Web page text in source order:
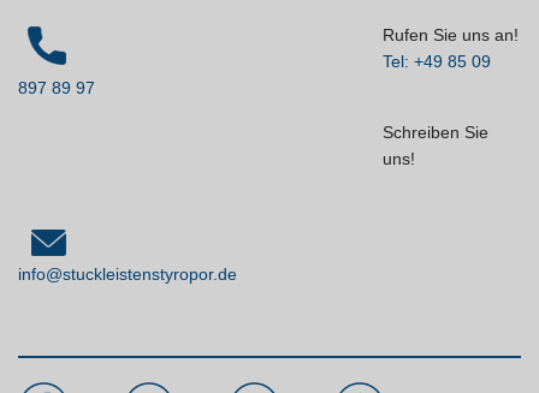
Rufen Sie uns an!
Tel: +49 85 09
897 89 97
Schreiben Sie
uns!
info@stuckleistenstyropor.de